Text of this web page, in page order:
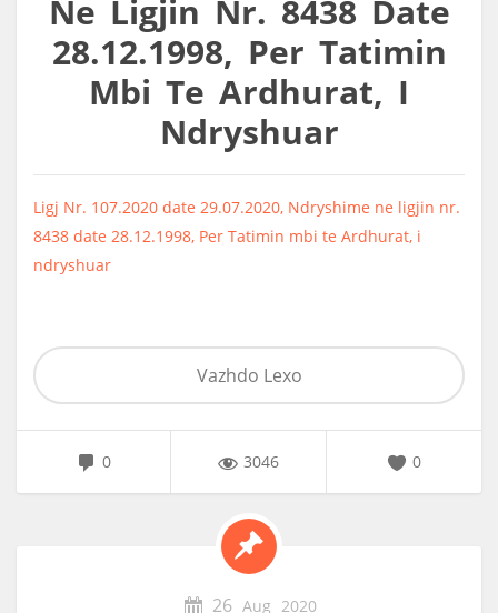
Ne Ligjin Nr. 8438 Date
28.12.1998, Per Tatimin
Mbi Te Ardhurat, I
Ndryshuar
Ligj Nr. 107.2020 date 29.07.2020, Ndryshime ne ligjin nr.
8438 date 28.12.1998, Per Tatimin mbi te Ardhurat, i
ndryshuar
0 3046 0
Vazhdo Lexo
26Aug 2020